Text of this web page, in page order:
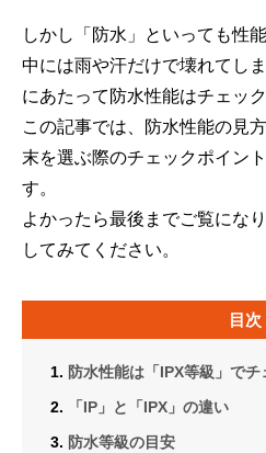
しかし「防水」といっても性
中には雨や汗だけで壊れてし
にあたって防水性能はチェッ
この記事では、防水性能の見
末を選ぶ際のチェックポイン
す。
よかったら最後までご覧にな
してみてください。
目次
防水性能は「IPX等級」でチ
「IP」と「IPX」の違い
防水等級の目安